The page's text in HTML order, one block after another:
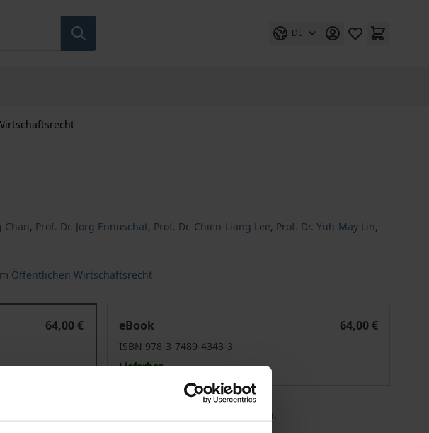
DE
Chan, Prof. Dr. Jörg Ennuschat, Prof. Dr. Chien-Liang Lee, Prof. Dr. Yuh-May Lin,
Öffentlichen Wirtschaftsrecht
64,00 €
eBook
64,00 €
ISBN 978-3-7489-4343-3
Lieferbar
der Lieferadresse kann die MwSt. an der Kasse variieren.